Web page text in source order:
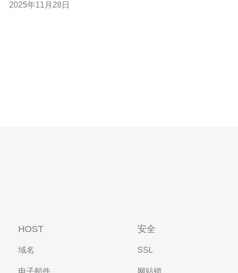
佳的网络解决方案，还是希望以最低的成本实现高效的网
2025年11月28日
HOST
域名
电子邮件
安全
SSL
网站锁